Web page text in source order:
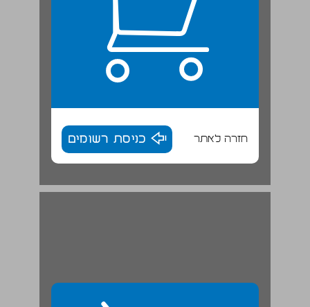
חזרה לאתר כניסת רשומים